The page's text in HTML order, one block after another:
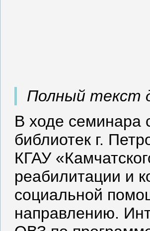
Полный текст
В ходе семинара
библиотек г.
КГАУ
реабилитации и
социальной
направлению.